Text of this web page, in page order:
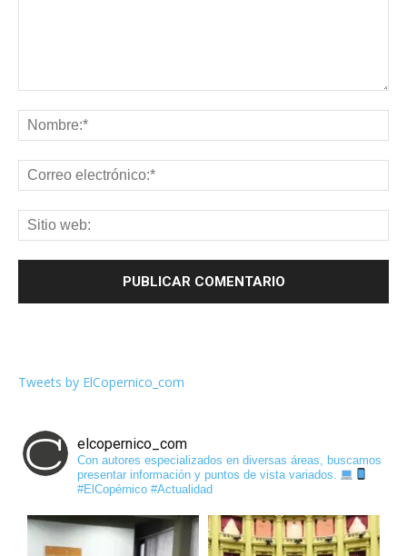
Tweets by ElCopernico_com
elcopernico_com
Con autores especializados en diversas áreas, buscamos
presentar información y puntos de vista variados.
#ElCopérnico #Actualidad